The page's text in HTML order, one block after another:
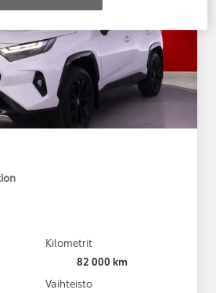
Kilometrit
82 000 km
Vaihteisto